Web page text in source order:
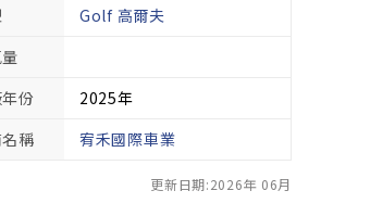
Golf 高爾夫
份
2025年
稱 宥禾國際車業
更新日期:2026年 06月